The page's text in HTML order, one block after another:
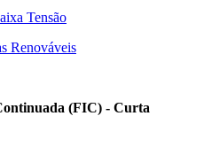
Tensão
Renováveis
(FIC) - Curta